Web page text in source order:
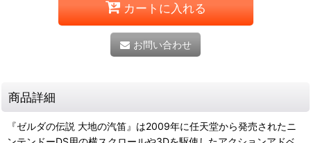
カートに入れる
お問い合わせ
商品詳細
『ゼルダの伝説 大地の汽笛』は2009年に任天堂から発売されたニ